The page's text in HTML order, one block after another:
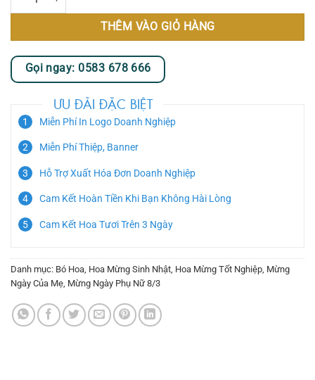
THÊM VÀO GIỎ HÀNG
Gọi ngay: 0583 678 666
ƯU ĐÃI ĐẶC BIỆT
Miễn Phí In Logo Doanh Nghiệp
Miễn Phí Thiệp, Banner
Hỗ Trợ Xuất Hóa Đơn Doanh Nghiệp
Cam Kết Hoàn Tiền Khi Bạn Không Hài Lòng
Cam Kết Hoa Tươi Trên 3 Ngày
Danh mục: Bó Hoa Hoa Mừng Sinh Nhật Hoa Mừng Tốt Nghiệp Mừng
Ngày Của Mẹ Mừng Ngày Phụ Nữ 8/3